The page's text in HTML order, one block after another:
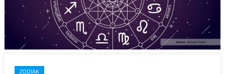
ZODIAK